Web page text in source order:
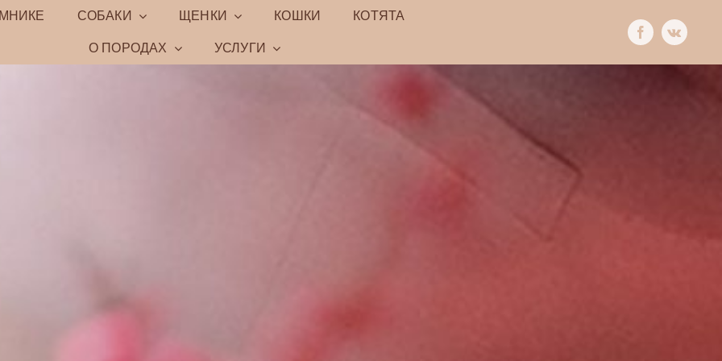
СОБАКИ ЩЕНКИ КОШКИ КОТЯТА
О ПОРОДАХ УСЛУГИ